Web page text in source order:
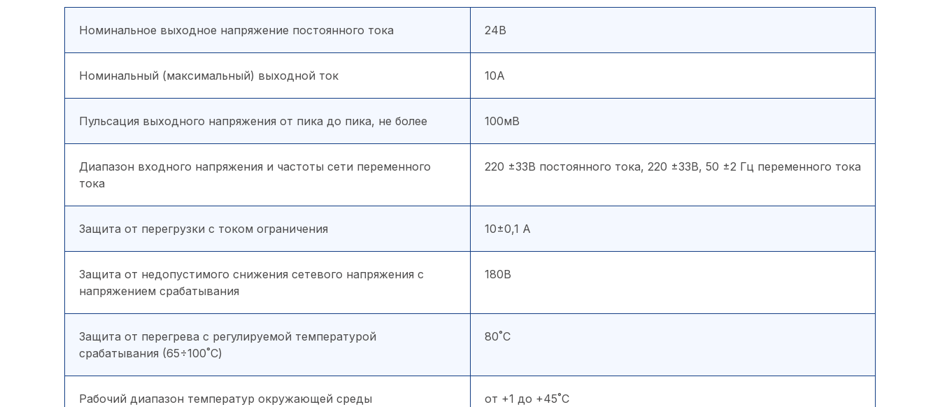
Номинальное выходное напряжение постоянного тока 24В
Номинальный (максимальный) выходной ток 10А
Пульсация выходного напряжения от пика до пика, не более 100мВ
Диапазон входного напряжения и частоты сети переменного
тока
220 ±33В постоянного тока, 220 ±33В, 50 ±2 Гц переменного тока
Защита от перегрузки с током ограничения 10±0,1 А
Защита от недопустимого снижения сетевого напряжения с
напряжением срабатывания
180В
Защита от перегрева с регулируемой температурой
срабатывания (65÷100˚С)
80˚С
Рабочий диапазон температур окружающей среды от +1 до +45˚С